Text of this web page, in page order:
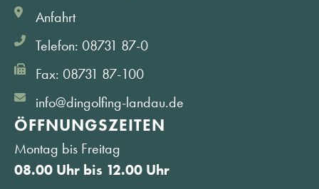
Anfahrt
Telefon: 08731 87-0
Fax: 08731 87-100
info@dingolfing-landau.de
ÖFFNUNGS­ZEITEN
Montag bis Freitag
08.00 Uhr bis 12.00 Uhr